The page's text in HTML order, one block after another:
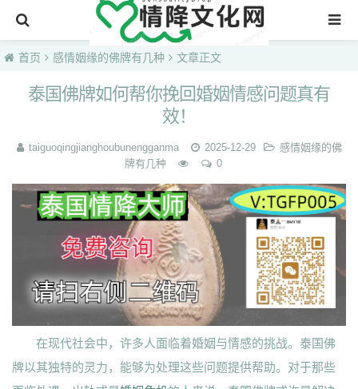
首页
首页 感情姻缘的佛牌有几种 文章正文
泰国佛牌如何帮你挽回婚姻情感问题真有
效！
taiguoqingjianghoubunengganma 2025-12-29
感情姻缘的佛
牌有几种
0
在现代社会中，许多人面临着婚姻与情感的挑战。泰国佛
牌以其独特的灵力，能够为处理这些问题提供帮助。对于那些